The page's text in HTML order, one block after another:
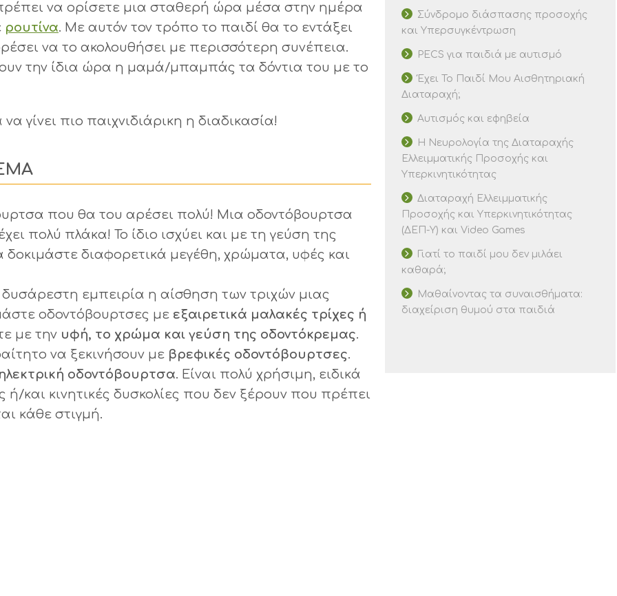
να ορίσετε μια σταθερή ώρα μέσα στην ημέρα
ρουτίνα. Με αυτόν τον τρόπο το παιδί θα το εντάξει
να το ακολουθήσει με περισσότερη συνέπεια.
την ίδια ώρα η μαμά/μπαμπάς τα δόντια του με το
γίνει πιο παιχνιδιάρικη η διαδικασία!
που θα του αρέσει πολύ! Μια οδοντόβουρτσα
πολύ πλάκα! Το ίδιο ισχύει και με τη γεύση της
διαφορετικά μεγέθη, χρώματα, υφές και
εμπειρία η αίσθηση των τριχών μιας
οδοντόβουρτσες με εξαιρετικά μαλακές τρίχες ή
με την υφή, το χρώμα και γεύση της οδοντόκρεμας.
να ξεκινήσουν με βρεφικές οδοντόβουρτσες.
ηλεκτρική οδοντόβουρτσα. Είναι πολύ χρήσιμη, ειδικά
και κινητικές δυσκολίες που δεν ξέρουν που πρέπει
κάθε στιγμή.
Σύνδρομο διάσπασης προσοχής
και Υπερσυγκέντρωση
PECS για παιδιά με αυτισμό
Έχει Το Παιδί Μου Αισθητηριακή
Διαταραχή;
Αυτισμός και εφηβεία
Η Νευρολογία της Διαταραχής
Ελλειμματικής Προσοχής και
Υπερκινητικότητας
Διαταραχή Ελλειμματικής
Προσοχής και Υπερκινητικότητας
(ΔΕΠ-Υ) και Video Games
Γιατί το παιδί μου δεν μιλάει
καθαρά;
Μαθαίνοντας τα συναισθήματα:
διαχείριση θυμού στα παιδιά